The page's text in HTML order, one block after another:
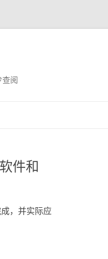
阅
件和
，并实际应